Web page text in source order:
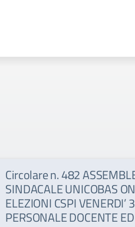
Circolare n. 482
SINDACALE UNICOBAS
ELEZIONI CSPI VENERDI’
PERSONALE DOCENTE